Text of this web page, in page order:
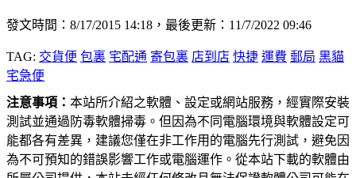
發文時間：8/17/2015 14:18，最後更新：11/7/2022 09:46
TAG: 交貨便 包裏 宅配通 寄包裏 店到店 快捷 運費 郵局 黑貓
宅急便
注意事項： 本站所介紹之軟體、設定或網站服務，經實際安裝
測試並通過防毒軟體掃毒。但因為不同電腦環境與軟體設定可
能都各有差異，建議您僅在非工作用的電腦先行測試，避免因
為不可預知的錯誤影響工作或電腦運作。從本站下載的軟體由